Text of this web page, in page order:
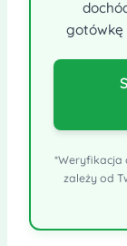
gotówkę
*Weryfikacja
zależy od